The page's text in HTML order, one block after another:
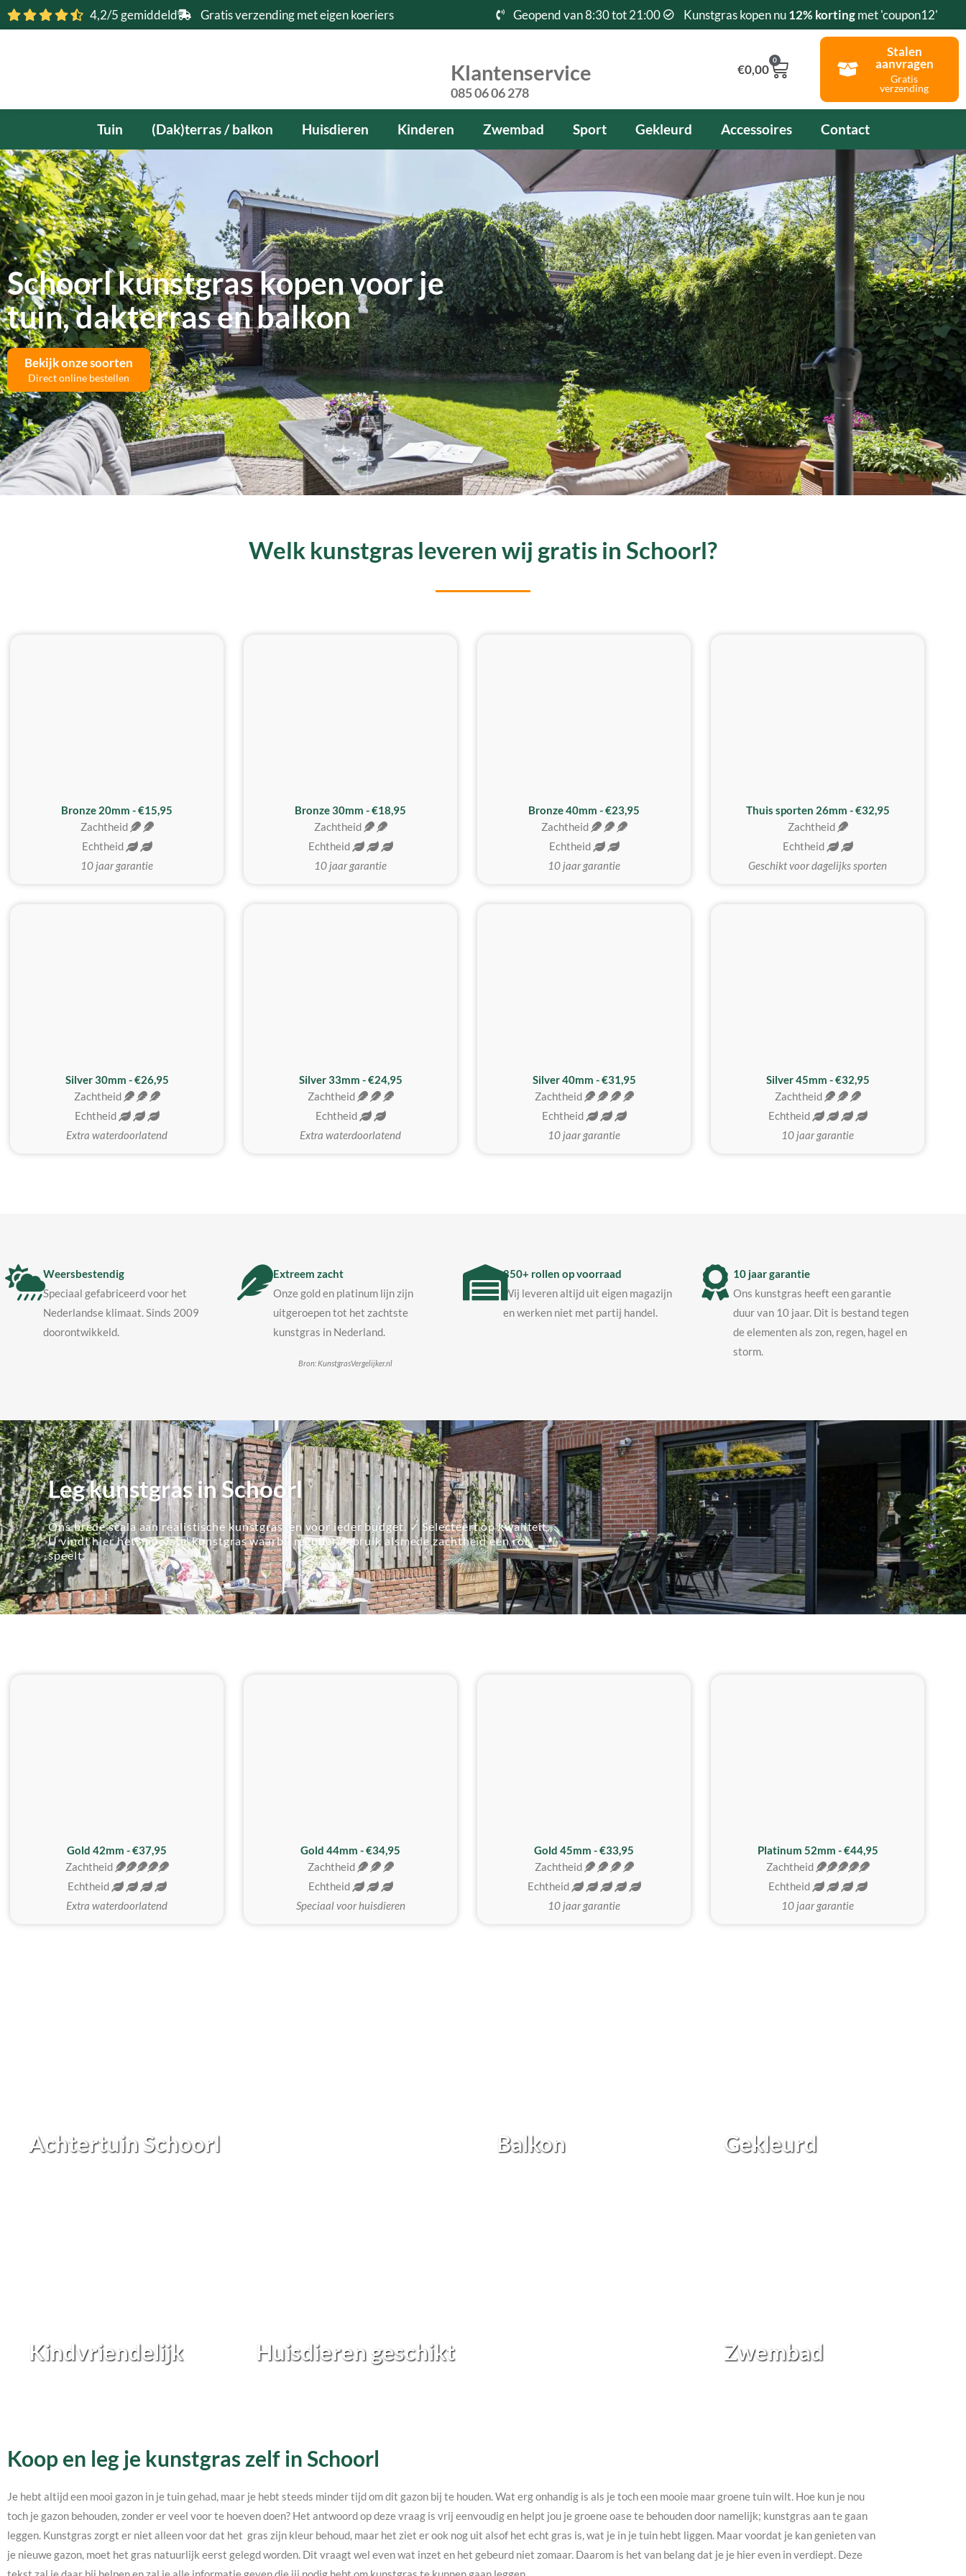
Ga
naar
4,2/5 gemiddeld Gratis verzending met eigen koeriers Geopend van 8:30 tot 21:00 Kunstgras kopen nu12% kortingmet 'coupon12'
Klantenservice
085 06 06 278
€0,00
0
Winkelwagen
Stalen
aanvragen
Gratis
verzending
Tuin (Dak)terras / balkon Huisdieren Kinderen Zwembad Sport Gekleurd Accessoires Contact
Schoorl kunstgras kopen voor je
tuin, dakterras en balkon
Bekijk onze soorten
Direct online bestellen
Welk kunstgras leveren wij gratis in Schoorl?
Bronze 20mm - €15,95
Zachtheid
Echtheid
10 jaar garantie
Bronze 30mm - €18,95
Zachtheid
Echtheid
10 jaar garantie
Bronze 40mm - €23,95
Zachtheid
Echtheid
10 jaar garantie
Thuis sporten 26mm - €32,95
Zachtheid
Echtheid
Geschikt voor dagelijks sporten
Silver 30mm - €26,95
Zachtheid
Echtheid
Extra waterdoorlatend
Silver 33mm - €24,95
Zachtheid
Echtheid
Extra waterdoorlatend
Silver 40mm - €31,95
Zachtheid
Echtheid
10 jaar garantie
MEEST GEKOZEN
Silver 45mm - €32,95
Zachtheid
Echtheid
10 jaar garantie
Weersbestendig
Speciaal gefabriceerd voor het
Nederlandse klimaat. Sinds 2009
doorontwikkeld.
Extreem zacht
Onze gold en platinum lijn zijn
uitgeroepen tot het zachtste
kunstgras in Nederland.
Bron: KunstgrasVergelijker.nl
850+ rollen op voorraad
Wij leveren altijd uit eigen magazijn
en werken niet met partij handel.
10 jaar garantie
Ons kunstgras heeft een garantie
duur van 10 jaar. Dit is bestand tegen
de elementen als zon, regen, hagel en
storm.
Leg kunstgras in Schoorl
Ons brede scala aan realistische kunstgrassen voor ieder budget. ✓ Selecteert op kwaliteit.
U vindt hier het 'mooiste' kunstgras waarbij regulier gebruik alsmede zachtheid een rol
speelt.
Gold 42mm - €37,95
Zachtheid
Echtheid
Extra waterdoorlatend
Gold 44mm - €34,95
Zachtheid
Echtheid
Speciaal voor huisdieren
Gold 45mm - €33,95
Zachtheid
Echtheid
10 jaar garantie
Platinum 52mm - €44,95
Zachtheid
Echtheid
10 jaar garantie
Achtertuin Schoorl Balkon Gekleurd
Kindvriendelijk Huisdieren geschikt Zwembad
Koop en leg je kunstgras zelf in Schoorl
Je hebt altijd een mooi gazon in je tuin gehad, maar je hebt steeds minder tijd om dit gazon bij te houden. Wat erg onhandig is als je toch een mooie maar groene tuin wilt. Hoe kun je nou
toch je gazon behouden, zonder er veel voor te hoeven doen? Het antwoord op deze vraag is vrij eenvoudig en helpt jou je groene oase te behouden door namelijk; kunstgras aan te gaan
leggen. Kunstgras zorgt er niet alleen voor dat het gras zijn kleur behoud, maar het ziet er ook nog uit alsof het echt gras is, wat je in je tuin hebt liggen. Maar voordat je kan genieten van
je nieuwe gazon, moet het gras natuurlijk eerst gelegd worden. Dit vraagt wel even wat inzet en het gebeurd niet zomaar. Daarom is het van belang dat je je hier even in verdiept. Deze